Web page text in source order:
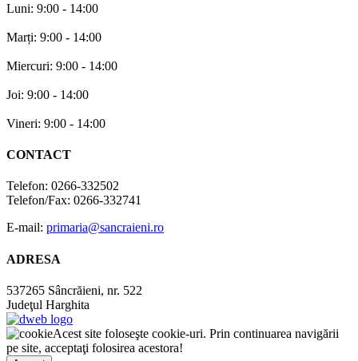
Luni: 9:00 - 14:00
Marți: 9:00 - 14:00
Miercuri: 9:00 - 14:00
Joi: 9:00 - 14:00
Vineri: 9:00 - 14:00
CONTACT
Telefon: 0266-332502
Telefon/Fax: 0266-332741
E-mail: primaria@sancraieni.ro
ADRESA
537265 Sâncrăieni, nr. 522
Judeţul Harghita
Acest site foloseşte cookie-uri. Prin continuarea navigării
pe site, acceptaţi folosirea acestora!